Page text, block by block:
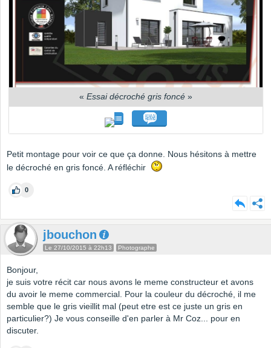
« Essai décroché gris foncé »
Petit montage pour voir ce que ça donne. Nous hésitons à mettre
le décroché en gris foncé. A réfléchir
0
jbouchon
Le 27/10/2015 à 22h13 Photographe
Bonjour,
je suis votre récit car nous avons le meme constructeur et avons
du avoir le meme commercial. Pour la couleur du décroché, il me
semble que le gris vieillit mal (peut etre est ce juste un gris en
particulier?) Je vous conseille d'en parler à Mr Coz... pour en
discuter.